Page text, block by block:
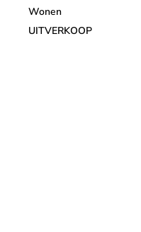
Wonen
UITVERKOOP